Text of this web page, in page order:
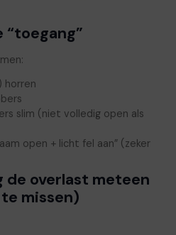
horren
slim (niet volledig open als
open + licht fel aan” (zeker
de overlast meteen
missen)